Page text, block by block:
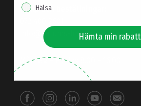
Hjälp och beställningar:
info@natures-finest.se
Måndag – Fredag 8.00 – 16.00
Hälsa
Hämta min rabatt